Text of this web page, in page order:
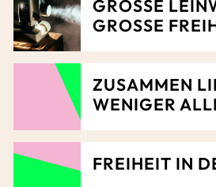
GROSSE
ROSSE
ZUSAMMEN
WENIGER
FREIHEIT IN